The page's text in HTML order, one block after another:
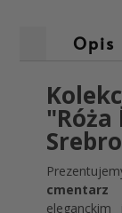
Opis
"Róża
Srebro
cmentarz